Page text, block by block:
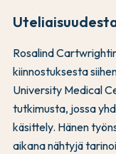
Rosalind
kiinnostuksesta
University Medical
tutkimusta, jossa
käsittely. Hänen
aikana nähtyjä